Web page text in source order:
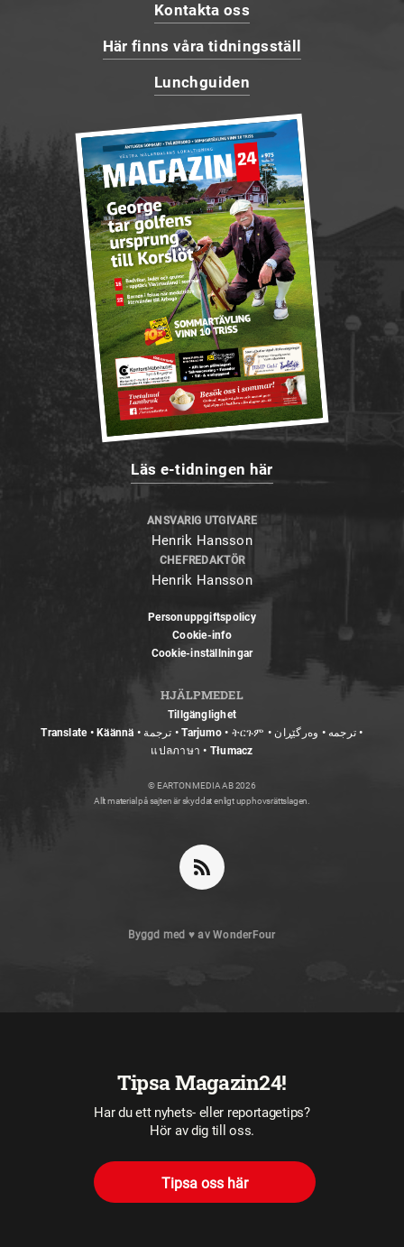
Kontakta oss
Här finns våra tidningsställ
Lunchguiden
Läs e-tidningen här
ANSVARIG UTGIVARE
Henrik Hansson
CHEFREDAKTÖR
Henrik Hansson
Personuppgiftspolicy
Cookie-info
Cookie-inställningar
HJÄLPMEDEL
Tillgänglighet
Translate • Käännä • ترجمة • Tarjumo • ትርጉም • ترجمه • وەرگێڕان •
แปลภาษา • Tłumacz
© EARTON MEDIA AB 2026
Allt material på sajten är skyddat enligt upphovsrättslagen.
Byggd med ♥ avWonderFour
Tipsa Magazin24!
Har du ett nyhets- eller reportagetips?
Hör av dig till oss.
Tipsa oss här